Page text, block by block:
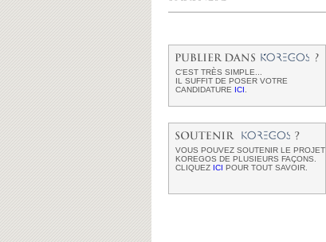
C'EST TRÈS SIMPLE...
IL SUFFIT DE POSER VOTRE
CANDIDATURE ICI
VOUS POUVEZ SOUTENIR LE PROJET
KOREGOS DE PLUSIEURS FAÇONS.
CLIQUEZ ICI POUR TOUT SAVOIR.